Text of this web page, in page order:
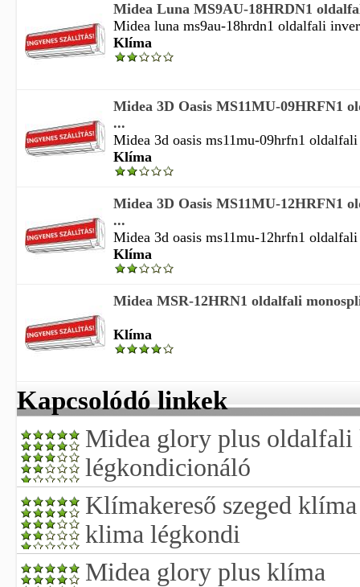
Midea Luna MS9AU-18HRDN1
Midea luna ms9au-18hrdn1 oldalfali
Klíma
Midea 3D Oasis MS11MU-09HRFN1
...
Midea 3d oasis ms11mu-09hrfn1
Klíma
Midea 3D Oasis MS11MU-12HRFN1
...
Midea 3d oasis ms11mu-12hrfn1
Klíma
Midea MSR-12HRN1 oldalfali
Klíma
Kapcsolódó linkek
Midea glory plus
légkondicionáló
Klímakereső szeged
klima légkondi
Midea glory plus klíma